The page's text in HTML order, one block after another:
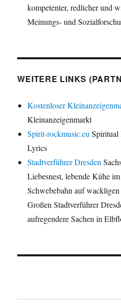
kompetenter, redlicher und
Meinungs- und
WEITERE LINKS
Kostenloser
Kleinanzeigenmarkt
Spirit-rockmusic.eu Spiritual
Lyrics
Stadtverführer Dresden
Liebesnest, lebende Kühe
Schwebebahn auf
Großen Stadtverführer
aufregendere Sachen in